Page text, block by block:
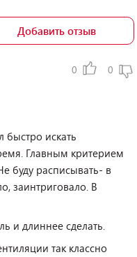
Добавить отзыв
0 0
быстро искать
Главным критерием
буду расписывать- в
заинтриговало. В
и длиннее сделать.
так классно